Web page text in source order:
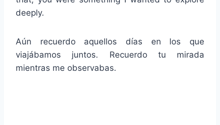
deeply.
Aún recuerdo aquellos días en los que
viajábamos juntos. Recuerdo tu mirada
mientras me observabas.